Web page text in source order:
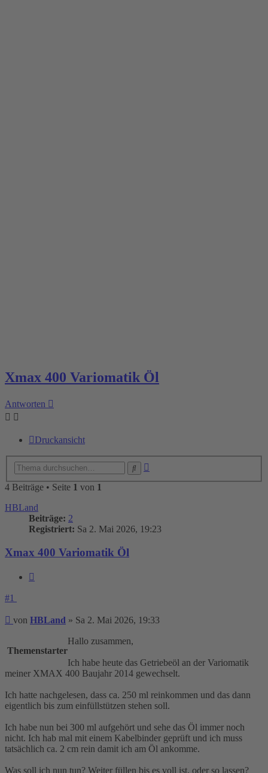
Xmax 400 Variomatik Öl
Antworten
Druckansicht
4 Beiträge • Seite 1 von 1
HBLand
Beiträge: 2
Registriert: Sa 2. Mai 2026, 19:23
Xmax 400 Variomatik Öl
#1
Beitrag
von HBLand » Sa 2. Mai 2026, 19:33
Themenstarter
Hallo zusammen,
Ich habe heute das Getriebeöl an der Variomatik
meiner XMAX 400 Baujahr 2014 gewechselt.
Ich hatte nachgelesen, dass ca. 250 ml reinkommen und das dann
eigentlich bis zum einfüllstützen stehen soll.
Ich habe nun bei 300 ml aufgehört und sehe das Öl immer noch
nicht. Ich hab mal mit einem Kabelbinder geprüft und ich muss
tatsächlich ca. 2 cm rein damit ich am Öl ankomme.
Was soll ich nun tun? Weiter füllen bis es voll ist, oder so lassen?